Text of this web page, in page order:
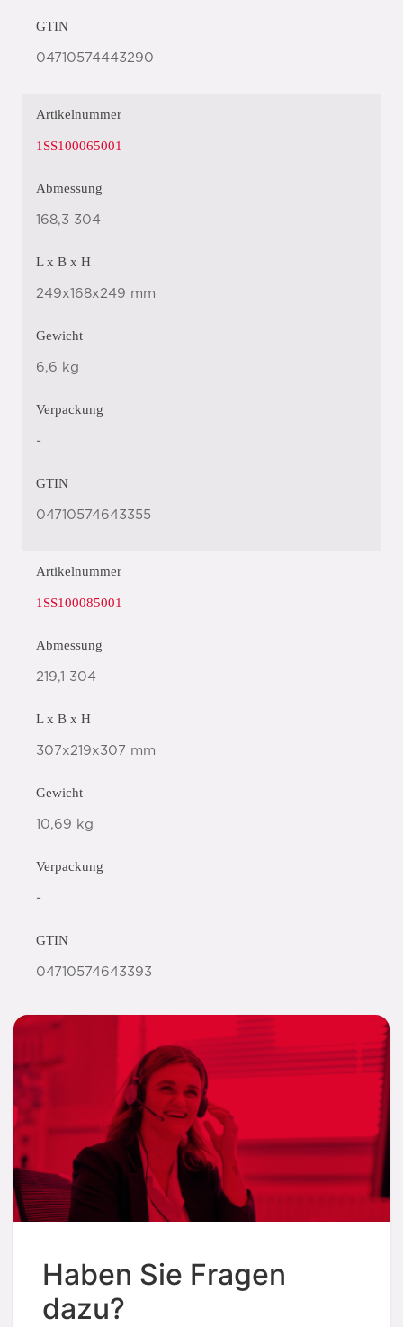
GTIN
04710574443290
Artikelnummer
1SS100065001
Abmessung
168,3 304
L x B x H
249x168x249 mm
Gewicht
6,6 kg
Verpackung
-
GTIN
04710574643355
Artikelnummer
1SS100085001
Abmessung
219,1 304
L x B x H
307x219x307 mm
Gewicht
10,69 kg
Verpackung
-
GTIN
04710574643393
Haben Sie Fragen
dazu?